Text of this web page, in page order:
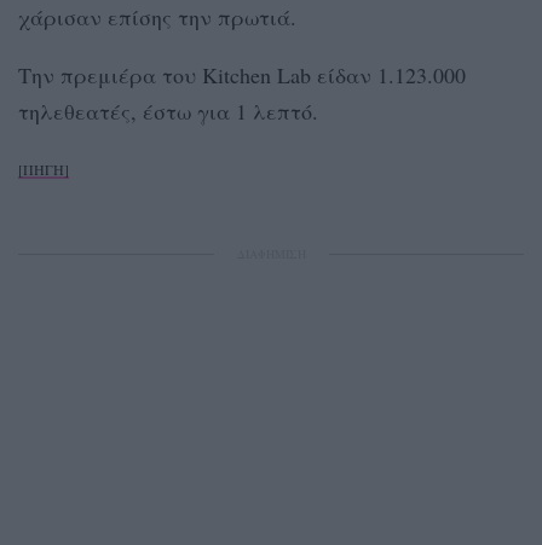
χάρισαν επίσης την πρωτιά.
Την πρεμιέρα του Kitchen Lab είδαν 1.123.000
τηλεθεατές, έστω για 1 λεπτό.
[ΠΗΓΗ]